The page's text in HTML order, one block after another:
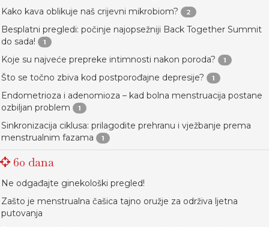
Kako kava oblikuje naš crijevni mikrobiom? 2
Besplatni pregledi: počinje najopsežniji Back Together Summit
do sada!
1
Koje su najveće prepreke intimnosti nakon poroda? 1
Što se točno zbiva kod postporođajne depresije? 1
Endometrioza i adenomioza – kad bolna menstruacija postane
ozbiljan problem
1
Sinkronizacija ciklusa: prilagodite prehranu i vježbanje prema
menstrualnim fazama
1
60 dana
Ne odgađajte ginekološki pregled!
Zašto je menstrualna čašica tajno oružje za održiva ljetna
putovanja